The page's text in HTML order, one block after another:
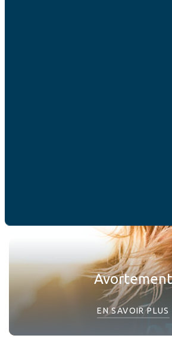
Avortement
EN SAVOIR PLUS